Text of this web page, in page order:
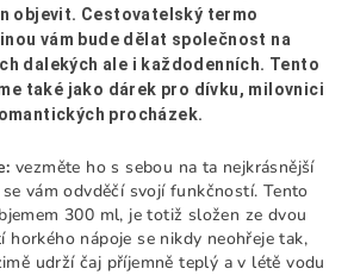
objevit. Cestovatelský termo
vám bude dělat společnost na
dalekých ale i každodenních. Tento
také jako dárek pro dívku, milovnici
procházek.
vezměte ho s sebou na ta nejkrásnější
vám odvděčí svojí funkčností. Tento
300 ml, je totiž složen ze dvou
nápoje se nikdy neohřeje tak,
udrží čaj příjemně teplý a v létě vodu